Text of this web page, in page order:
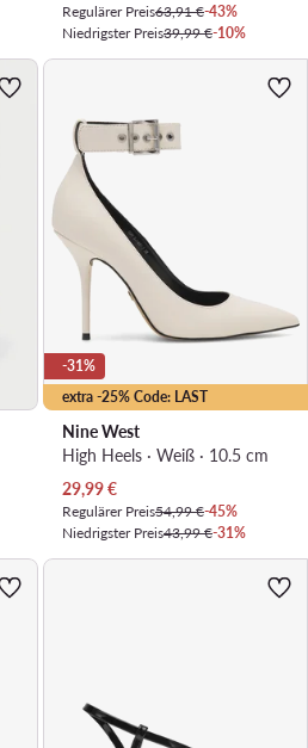
Regulärer Preis63,91 €-43%
Niedrigster Preis39,99 €-10%
extra -25% Code: LAST
-31%
Nine West
High Heels · Weiß · 10.5 cm
Aktueller Preis
29,99€
Regulärer Preis54,99 €-45%
Niedrigster Preis43,99 €-31%